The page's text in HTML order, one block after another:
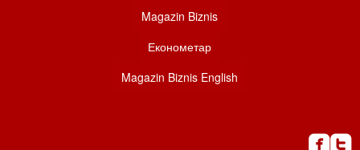
Magazin Biznis
Економетар
Magazin Biznis English